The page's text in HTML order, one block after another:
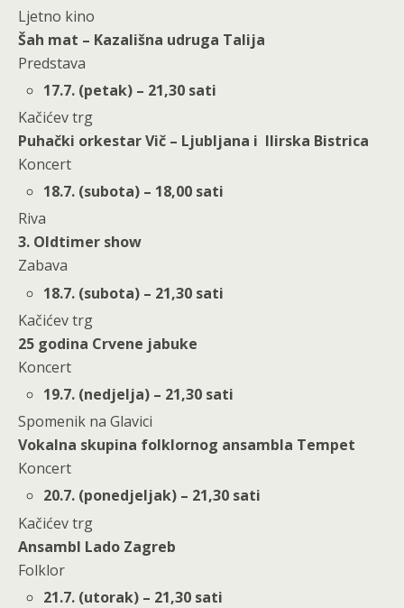
Ljetno kino
Šah mat – Kazališna udruga Talija
Predstava
17.7. (petak) – 21,30 sati
Kačićev trg
Puhački orkestar Vič – Ljubljana i Ilirska Bistrica
Koncert
18.7. (subota) – 18,00 sati
Riva
3. Oldtimer show
Zabava
18.7. (subota) – 21,30 sati
Kačićev trg
25 godina Crvene jabuke
Koncert
19.7. (nedjelja) – 21,30 sati
Spomenik na Glavici
Vokalna skupina folklornog ansambla Tempet
Koncert
20.7. (ponedjeljak) – 21,30 sati
Kačićev trg
Ansambl Lado Zagreb
Folklor
21.7. (utorak) – 21,30 sati